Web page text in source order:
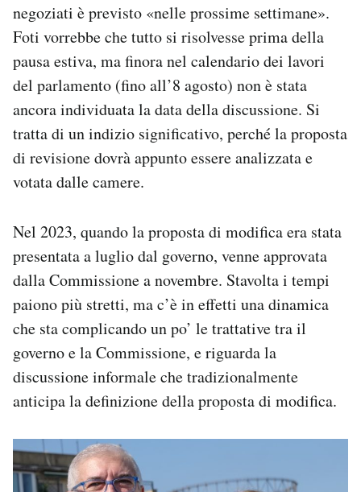
negoziati è previsto «nelle prossime settimane».
Foti vorrebbe che tutto si risolvesse prima della
pausa estiva, ma finora nel calendario dei lavori
del parlamento (fino all’8 agosto) non è stata
ancora individuata la data della discussione. Si
tratta di un indizio significativo, perché la proposta
di revisione dovrà appunto essere analizzata e
votata dalle camere.
Nel 2023, quando la proposta di modifica era stata
presentata a luglio dal governo, venne approvata
dalla Commissione a novembre. Stavolta i tempi
paiono più stretti, ma c’è in effetti una dinamica
che sta complicando un po’ le trattative tra il
governo e la Commissione, e riguarda la
discussione informale che tradizionalmente
anticipa la definizione della proposta di modifica.